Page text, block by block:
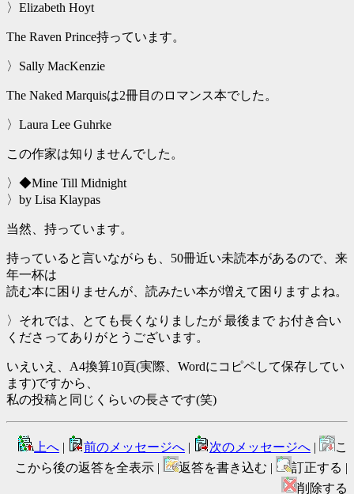
〉Elizabeth Hoyt
The Raven Prince持っています。
〉Sally MacKenzie
The Naked Marquisは2冊目のロマンス本でした。
〉Laura Lee Guhrke
この作家は知りませんでした。
〉◆Mine Till Midnight
〉by Lisa Klaypas
当然、持っています。
持っていると言いながらも、50冊近い未読本があるので、来
年一杯は
読む本に困りませんが、読みたい本が増えて困りますよね。
〉それでは、とても長くなりましたが 最後まで お付き合い
くださってありがとうございます。
いえいえ、A4換算10頁(実際、Wordにコピペして保存してい
ます)ですから、
私の投稿と同じくらいの長さです(笑)
上へ | 前のメッセージへ | 次のメッセージへ |
こ
こから後の返答を全表示 |
返答を書き込む |
訂正する |
削除する